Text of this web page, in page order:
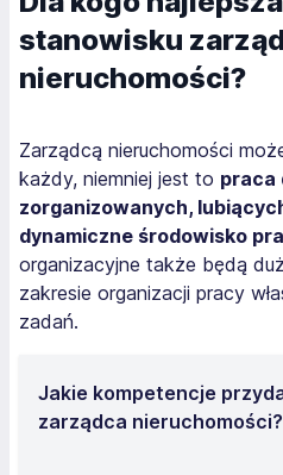
stanowisku
nieruchomości?
Zarządcą nieruchomości
każdy, niemniej jest to praca
zorganizowanych,
dynamiczne środowisko
organizacyjne także będą
zakresie organizacji pracy
zadań.
Jakie kompetencje
zarządca nieruchomości?